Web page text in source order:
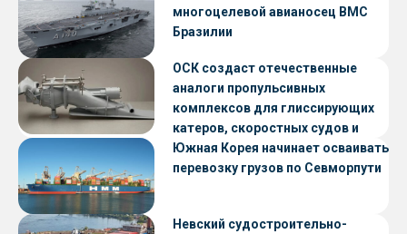
многоцелевой авианосец ВМС
Бразилии
ОСК создаст отечественные
аналоги пропульсивных
комплексов для глиссирующих
катеров, скоростных судов и
судов с малой осадкой
Южная Корея начинает осваивать
перевозку грузов по Севморпути
Невский судостроительно-